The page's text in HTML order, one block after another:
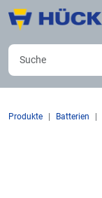
Produkte Batterien